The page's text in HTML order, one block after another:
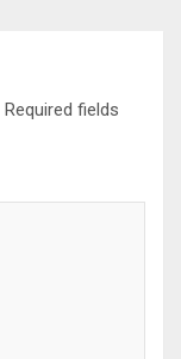
Required fields